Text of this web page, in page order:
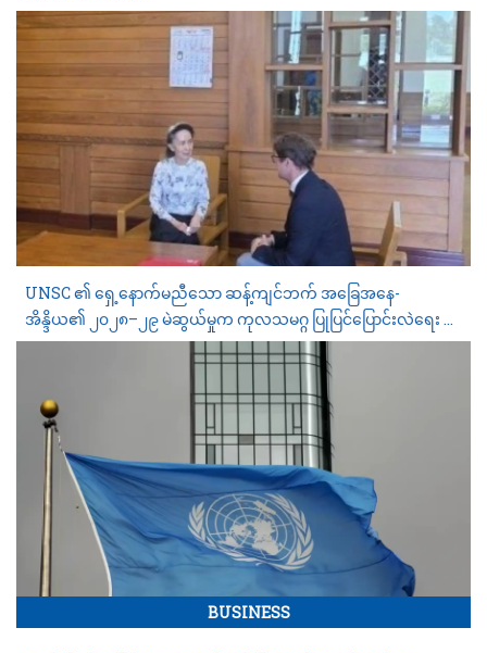
UNSC ၏ ရှေ့နောက်မညီသော ဆန့်ကျင်ဘက် အခြေအနေ-
အိန္ဒိယ၏ ၂၀၂၈–၂၉ မဲဆွယ်မှုက ကုလသမဂ္ဂ ပြုပြင်ပြောင်းလဲရေး တုံ့
ဆိုင်းနေမှုကို မည်သို့ ဖော်ပြနေသနည်း
BUSINESS